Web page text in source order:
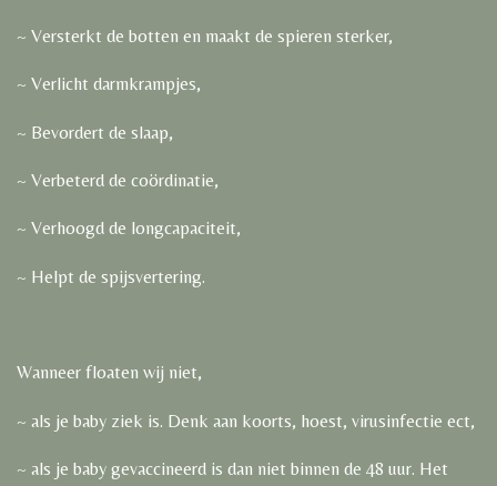
~ Versterkt de botten en maakt de spieren sterker,
~ Verlicht darmkrampjes,
~ Bevordert de slaap,
~ Verbeterd de coördinatie,
~ Verhoogd de longcapaciteit,
~ Helpt de spijsvertering.
Wanneer floaten wij niet,
~ als je baby ziek is. Denk aan koorts, hoest, virusinfectie ect,
~ als je baby gevaccineerd is dan niet binnen de 48 uur. Het